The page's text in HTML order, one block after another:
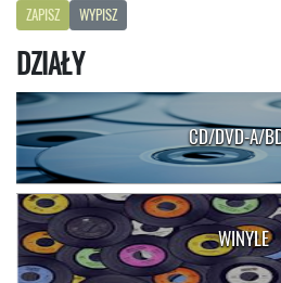
ZAPISZ WYPISZ
DZIAŁY
CD/DVD-A/
WINYLE